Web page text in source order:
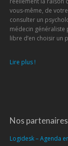
vous-même, de
consulter un
médecin généraliste
libre d’en choisir un
Lire plus !
Nos partenaires
Logidesk – Agenda